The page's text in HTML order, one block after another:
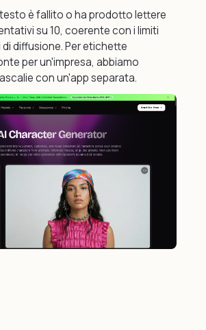
è fallito o ha prodotto lettere
su 10, coerente con i limiti
diffusione. Per etichette
per un'impresa, abbiamo
con un'app separata.